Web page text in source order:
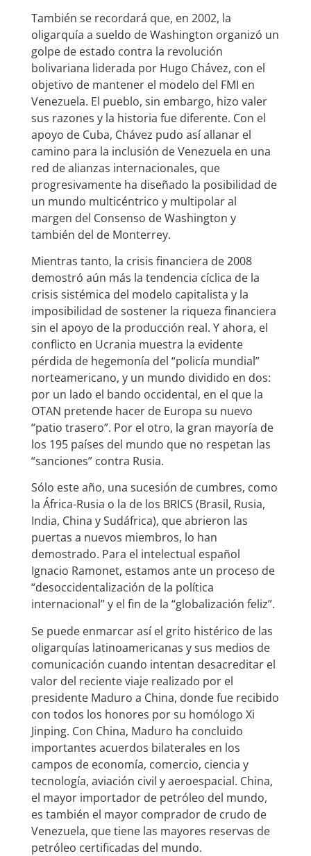
También se recordará que, en 2002, la
oligarquía a sueldo de Washington organizó un
golpe de estado contra la revolución
bolivariana liderada por Hugo Chávez, con el
objetivo de mantener el modelo del FMI en
Venezuela. El pueblo, sin embargo, hizo valer
sus razones y la historia fue diferente. Con el
apoyo de Cuba, Chávez pudo así allanar el
camino para la inclusión de Venezuela en una
red de alianzas internacionales, que
progresivamente ha diseñado la posibilidad de
un mundo multicéntrico y multipolar al
margen del Consenso de Washington y
también del de Monterrey.
Mientras tanto, la crisis financiera de 2008
demostró aún más la tendencia cíclica de la
crisis sistémica del modelo capitalista y la
imposibilidad de sostener la riqueza financiera
sin el apoyo de la producción real. Y ahora, el
conflicto en Ucrania muestra la evidente
pérdida de hegemonía del “policía mundial”
norteamericano, y un mundo dividido en dos:
por un lado el bando occidental, en el que la
OTAN pretende hacer de Europa su nuevo
“patio trasero”. Por el otro, la gran mayoría de
los 195 países del mundo que no respetan las
“sanciones” contra Rusia.
Sólo este año, una sucesión de cumbres, como
la África-Rusia o la de los BRICS (Brasil, Rusia,
India, China y Sudáfrica), que abrieron las
puertas a nuevos miembros, lo han
demostrado. Para el intelectual español
Ignacio Ramonet, estamos ante un proceso de
“desoccidentalización de la política
internacional” y el fin de la “globalización feliz”.
Se puede enmarcar así el grito histérico de las
oligarquías latinoamericanas y sus medios de
comunicación cuando intentan desacreditar el
valor del reciente viaje realizado por el
presidente Maduro a China, donde fue recibido
con todos los honores por su homólogo Xi
Jinping. Con China, Maduro ha concluido
importantes acuerdos bilaterales en los
campos de economía, comercio, ciencia y
tecnología, aviación civil y aeroespacial. China,
el mayor importador de petróleo del mundo,
es también el mayor comprador de crudo de
Venezuela, que tiene las mayores reservas de
petróleo certificadas del mundo.